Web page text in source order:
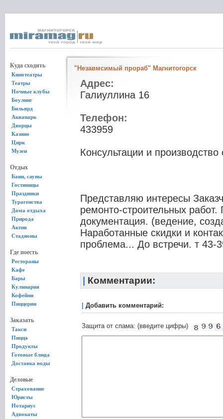
Куда сходить
Кинотеатры
Театры
Ночные клубы
Боулинг
Бильярд
Аквапарк
Дворцы
Казино
Цирк
Музеи
Отдых
Бани, сауны
Гостиницы
Праздники
Турагенства
Дома отдыха
Природа
Актив
Стадионы
Где поесть
Рестораны
Кафе
Бары
Кулинария
Кофейни
Пиццерии
Заказать
Такси
Пицца
Продукты
Готовые блюда
Доставка воды
Деловые
Страхование
Юристы
Нотариус
Адвокаты
"Незавмсимый прораб" Магнитогорск
Адрес:
Галиуллина 16
Телефон:
433959
Консультации и производство
Представляю интересы
ремонто-строительных работ.
документация. (ведение,
Наработанные скидки и
проблема... До встречи. т 43-
Комментарии:
Добавить комментарий:
Защита от спама: (введите цифры)